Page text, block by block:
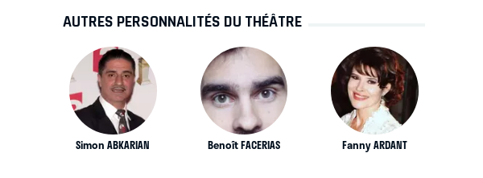
AUTRES PERSONNALITÉS DU THÉÂTRE
Simon ABKARIAN Benoît FACERIAS Fanny ARDANT